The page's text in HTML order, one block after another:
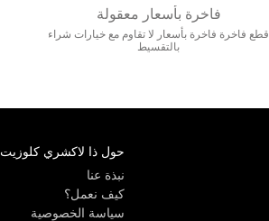
فاخرة بأسعار معقولة
قطع فاخرة فاخرة بأسعار لا تقاوم مع خيارات شراء
بالتقسيط
حول ذا لاكشري كلوزيت
نبذة عنا
كيف نعمل؟
سياسة الخصوصية